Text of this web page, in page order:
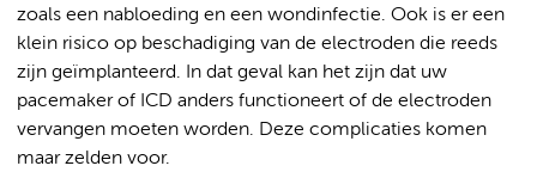
zoals een nabloeding en een wondinfectie. Ook is er een
klein risico op beschadiging van de electroden die reeds
zijn geïmplanteerd. In dat geval kan het zijn dat uw
pacemaker of ICD anders functioneert of de electroden
vervangen moeten worden. Deze complicaties komen
maar zelden voor.